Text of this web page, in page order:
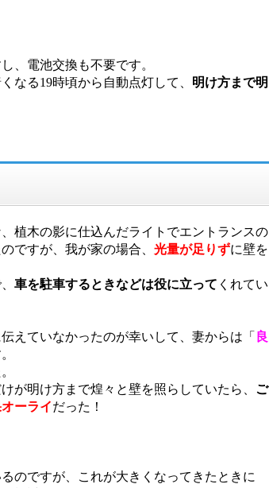
、電池交換も不要です。
なる19時頃から自動点灯して、 明け方まで明
植木の影に仕込んだライトでエントランスの
ですが、我が家の場合、 光量が足りずに壁を
車を駐車するときなどは役に立って くれてい
えていなかったのが幸いして、妻からは「 良
が明け方まで煌々と壁を照らしていたら、 ご
ーライだった！
のですが、これが大きくなってきたときに